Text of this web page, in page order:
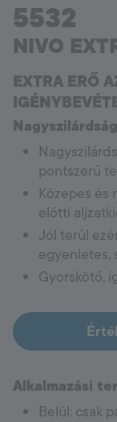
5532
NIVO
EXTRA ERŐ
pontszerű
Közepes
előtti
Jól terül
egyenletes,
Gyorskötő,
Alkalmazási
Belül: csak